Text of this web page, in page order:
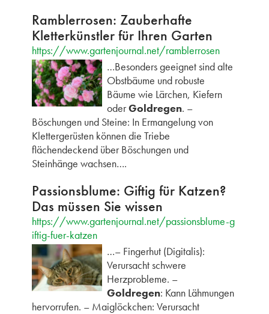
Ramblerrosen: Zauberhafte
Kletterkünstler für Ihren Garten
https://www.gartenjournal.net/ramblerrosen
…Besonders geeignet sind alte
Obstbäume und robuste
Bäume wie Lärchen, Kiefern
oderGoldregen. –
Böschungen und Steine: In Ermangelung von
Klettergerüsten können die Triebe
flächendeckend über Böschungen und
Steinhänge wachsen….
Passionsblume: Giftig für Katzen?
Das müssen Sie wissen
https://www.gartenjournal.net/passionsblume-g
iftig-fuer-katzen
…– Fingerhut (Digitalis):
Verursacht schwere
Herzprobleme. –
Goldregen: Kann Lähmungen
hervorrufen. – Maiglöckchen: Verursacht